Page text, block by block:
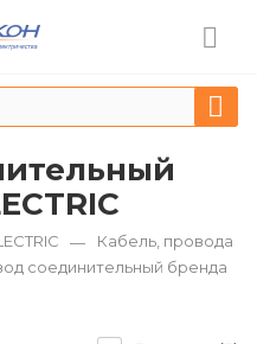
—
Кабель, провода
соединительный бренда